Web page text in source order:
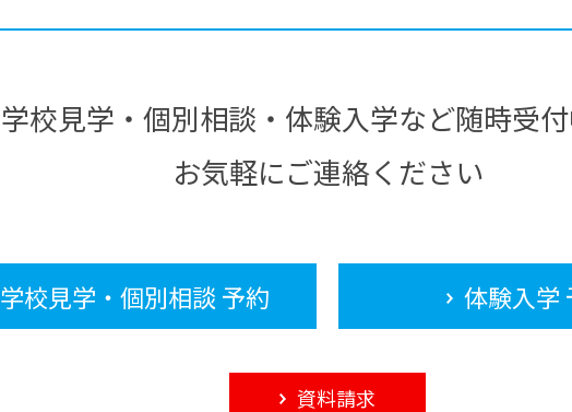
学校見学・個別相談・体験入学など随時受
お気軽にご連絡ください
学校見学・個別相談 予約 体験入学
資料請求